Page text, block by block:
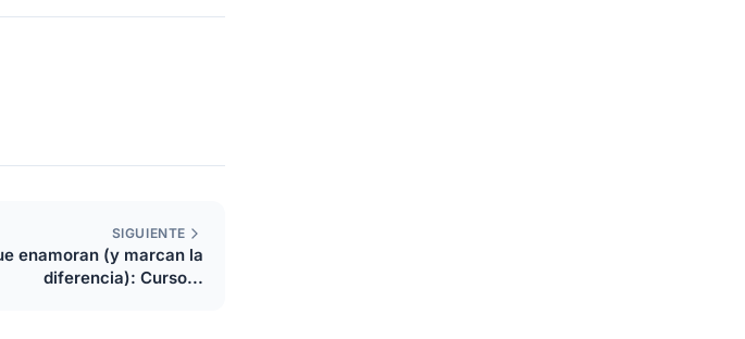
SIGUIENTE
enamoran (y marcan la
diferencia): Curso...